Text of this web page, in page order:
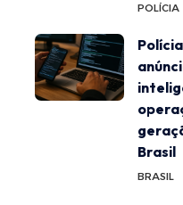
POLÍCIA
Brasil
BRASIL